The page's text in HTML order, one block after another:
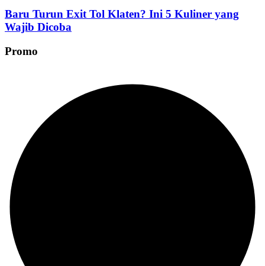
Baru Turun Exit Tol Klaten? Ini 5 Kuliner yang
Wajib Dicoba
Promo